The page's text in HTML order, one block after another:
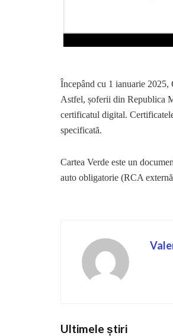
Începând cu 1 ianuarie 2025,
Astfel, șoferii din Republica
certificatul digital.
specificată.
Cartea Verde este un
auto obligatorie (RCA
Ultimele știri